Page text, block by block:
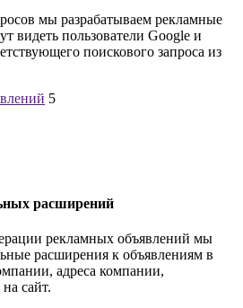
мы разрабатываем рекламные
видеть пользователи Google и
поискового запроса из
5
расширений
рекламных объявлений мы
расширения к объявлениям в
адреса компании,
сайт.